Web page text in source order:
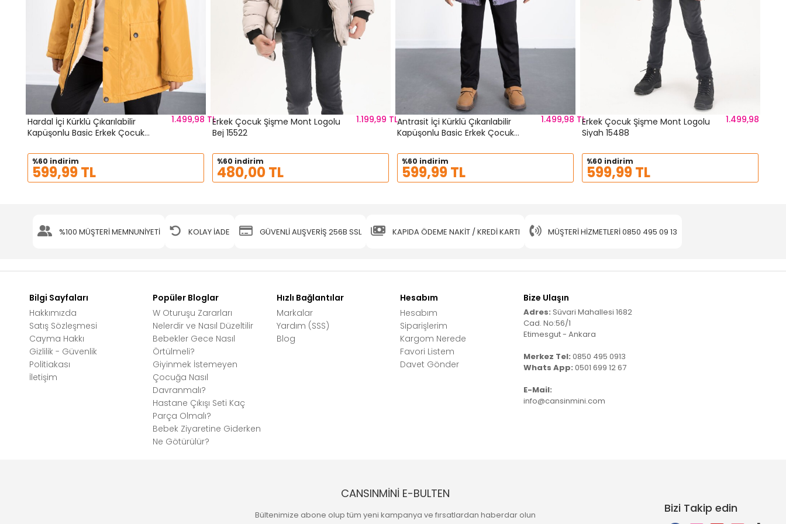
Hardal İçi Kürklü Çıkarılabilir
Kapüşonlu Basic Erkek Çocuk
1.499,98 TL
%60 indirim
599,99 TL
Erkek Çocuk Şişme Mont Logolu
Bej 15522
1.199,99 TL
%60 indirim
480,00 TL
Antrasit İçi Kürklü Çıkarılabilir
Kapüşonlu Basic Erkek Çocuk
1.499,98 TL
%60 indirim
599,99 TL
Erkek Çocuk Şişme Mont Logolu
Siyah 15488
1.499,98 TL
%60 indirim
599,99 TL
%100 MÜŞTERİ MEMNUNİYETİ KOLAY İADE GÜVENLİ ALIŞVERİŞ 256B SSL KAPIDA ÖDEME NAKİT / KREDİ KARTI MÜŞTERI HIZMETLERI0850 495 09 13
Bilgi Sayfaları
Hakkımızda
Satış Sözleşmesi
Cayma Hakkı
Gizlilik - Güvenlik
Politiakası
İletişim
Popüler Bloglar
W Oturuşu Zararları
Nelerdir ve Nasıl Düzeltilir
Bebekler Gece Nasıl
Örtülmeli?
Giyinmek İstemeyen
Çocuğa Nasıl
Davranmalı?
Hastane Çıkışı Seti Kaç
Parça Olmalı?
Bebek Ziyaretine Giderken
Ne Götürülür?
Hızlı Bağlantılar
Markalar
Yardım (SSS)
Blog
Hesabım
Hesabım
Siparişlerim
Kargom Nerede
Favori Listem
Davet Gönder
Bize Ulaşın
Adres: Süvari Mahallesi 1682
Cad. No:56/1
Etimesgut - Ankara
Merkez Tel: 0850 495 0913
Whats App: 0501 699 12 67
E-Mail:
info@cansinmini.com
CANSINMİNİ E-BULTEN
Bültenimize abone olup tüm yeni kampanya ve fırsatlardan haberdar olun Bizi Takip edin